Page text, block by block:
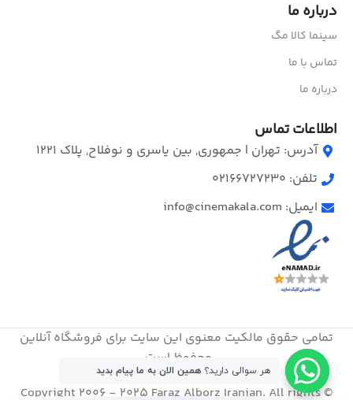
درباره ما
سینما کالا مگ
تماس با ما
درباره ما
اطلاعات تماس
آدرس: تهران | جمهوری, بین یاسری و نوفلاح, پلاک ۱۲۲۱
تلفن: 02166727230
ایمیل: info@cinemakala.com
تمامی حقوق مالکیت معنوی این ‌سایت برای فروشگاه آنلاین
محفوظ است.
© Copyright 2006 - 2025 Faraz Alborz Iranian. All rights
هر سوالی دارید؟ همین الان به ما پیام بدید